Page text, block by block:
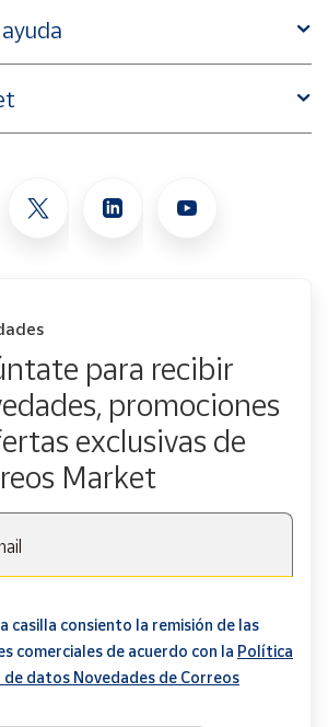
para recibir
promociones
exclusivas de
Market
casilla consiento la remisión de las
comerciales de acuerdo con la Política
datos Novedades de Correos